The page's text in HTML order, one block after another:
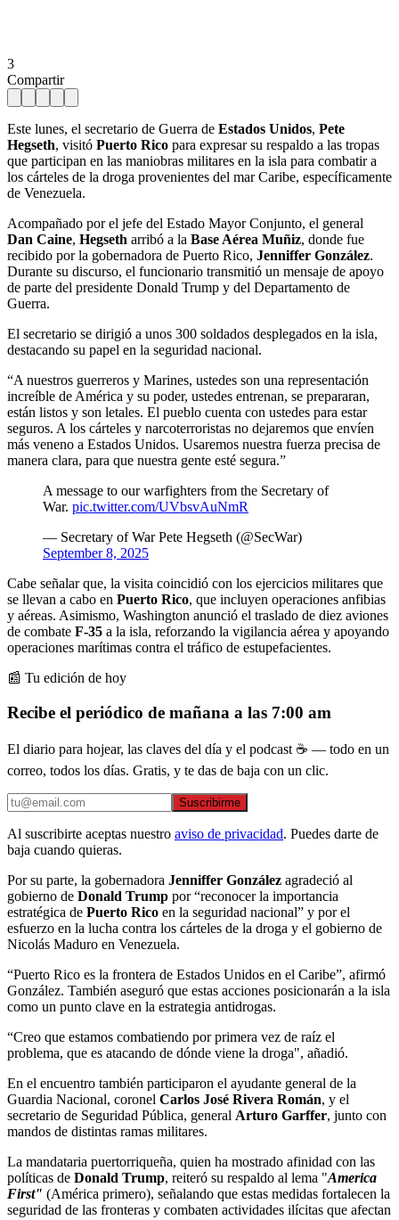
3
Compartir
Este lunes, el secretario de Guerra de Estados Unidos, Pete
Hegseth, visitó Puerto Rico para expresar su respaldo a las tropas
que participan en las maniobras militares en la isla para combatir a
los cárteles de la droga provenientes del mar Caribe, específicamente
de Venezuela.
Acompañado por el jefe del Estado Mayor Conjunto, el general
Dan Caine, Hegseth arribó a la Base Aérea Muñiz, donde fue
recibido por la gobernadora de Puerto Rico, Jenniffer González.
Durante su discurso, el funcionario transmitió un mensaje de apoyo
de parte del presidente Donald Trump y del Departamento de
Guerra.
El secretario se dirigió a unos 300 soldados desplegados en la isla,
destacando su papel en la seguridad nacional.
“A nuestros guerreros y Marines, ustedes son una representación
increíble de América y su poder, ustedes entrenan, se prepararan,
están listos y son letales. El pueblo cuenta con ustedes para estar
seguros. A los cárteles y narcoterroristas no dejaremos que envíen
más veneno a Estados Unidos. Usaremos nuestra fuerza precisa de
manera clara, para que nuestra gente esté segura.”
A message to our warfighters from the Secretary of
War. pic.twitter.com/UVbsvAuNmR
— Secretary of War Pete Hegseth (@SecWar)
September 8, 2025
Cabe señalar que, la visita coincidió con los ejercicios militares que
se llevan a cabo en Puerto Rico, que incluyen operaciones anfibias
y aéreas. Asimismo, Washington anunció el traslado de diez aviones
de combate F-35 a la isla, reforzando la vigilancia aérea y apoyando
operaciones marítimas contra el tráfico de estupefacientes.
📰 Tu edición de hoy
Recibe el periódico de mañana a las 7:00 am
El diario para hojear, las claves del día y el podcast ☕ — todo en un
correo, todos los días. Gratis, y te das de baja con un clic.
Suscribirme
Al suscribirte aceptas nuestro aviso de privacidad. Puedes darte de
baja cuando quieras.
Por su parte, la gobernadora Jenniffer González agradeció al
gobierno de Donald Trump por “reconocer la importancia
estratégica de Puerto Rico en la seguridad nacional” y por el
esfuerzo en la lucha contra los cárteles de la droga y el gobierno de
Nicolás Maduro en Venezuela.
“Puerto Rico es la frontera de Estados Unidos en el Caribe”, afirmó
González. También aseguró que estas acciones posicionarán a la isla
como un punto clave en la estrategia antidrogas.
“Creo que estamos combatiendo por primera vez de raíz el
problema, que es atacando de dónde viene la droga", añadió.
En el encuentro también participaron el ayudante general de la
Guardia Nacional, coronel Carlos José Rivera Román, y el
secretario de Seguridad Pública, general Arturo Garffer, junto con
mandos de distintas ramas militares.
La mandataria puertorriqueña, quien ha mostrado afinidad con las
políticas de Donald Trump, reiteró su respaldo al lema "America
First" (América primero), señalando que estas medidas fortalecen la
seguridad de las fronteras y combaten actividades ilícitas que afectan